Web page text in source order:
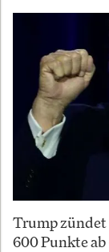
Trump
600 Punkte